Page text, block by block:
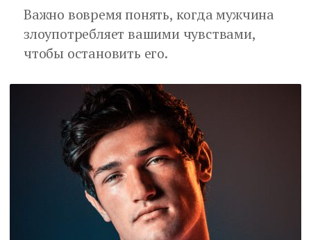
Важно вовремя понять, когда мужчина
злоупотребляет вашими чувствами,
чтобы остановить его.